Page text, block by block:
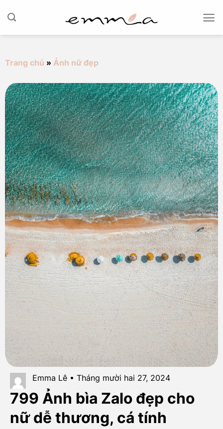
đến
Trang chủ » Ảnh nữ đẹp
Emma Lê • Tháng mười hai 27, 2024
799 Ảnh bìa Zalo đẹp cho
nữ dễ thương, cá tính